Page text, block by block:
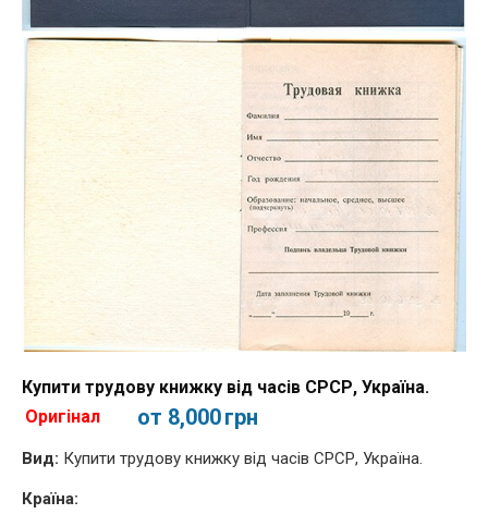
Купити трудову книжку від часів СРСР, Україна.
Оригінал
от 8,000грн
Вид: Купити трудову книжку від часів СРСР, Україна.
Країна: